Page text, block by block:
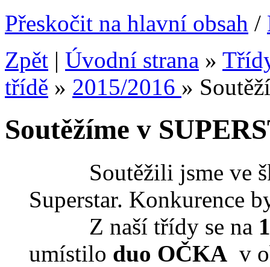
Přeskočit na hlavní obsah /
Zpět | Úvodní strana »
třídě » 2015/2016 »
Soutěžíme v
Soutěžili jsme ve
Superstar. Konkurence
Z naší třídy se na
umístilo duo OČKA v